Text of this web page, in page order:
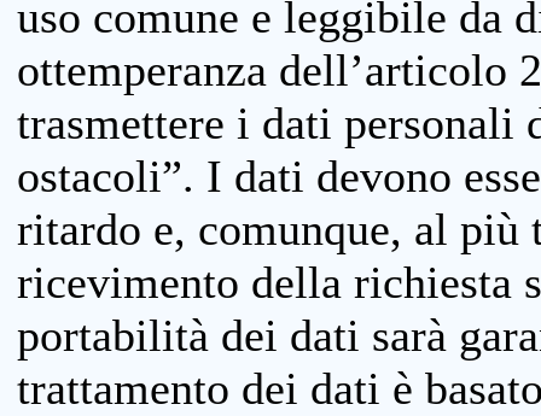
uso comune e leggibile da
ottemperanza dell’articolo
trasmettere i dati personali
ostacoli”. I dati devono
ritardo e, comunque, al più
ricevimento della richiesta
portabilità dei dati sarà
trattamento dei dati è